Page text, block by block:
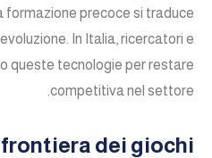
formazione precoce si traduce
In Italia, ricercatori e
queste tecnologie per restare
competitiva nel settore.
dei giochi